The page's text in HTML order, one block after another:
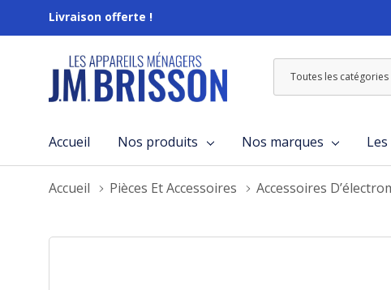
Livraison offerte !
Toutes
les
Rechercher
Accueil Nos produits Nos marques
Accueil Pièces Et Accessoires Accessoires